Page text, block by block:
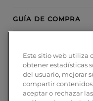
GUÍA DE COMPRA
INSPIRATION
MÉTODOS DE PAGO
Este sitio web utiliza
obtener estadísticas
del usuario, mejorar
compartir contenidos
aceptar o rechazar